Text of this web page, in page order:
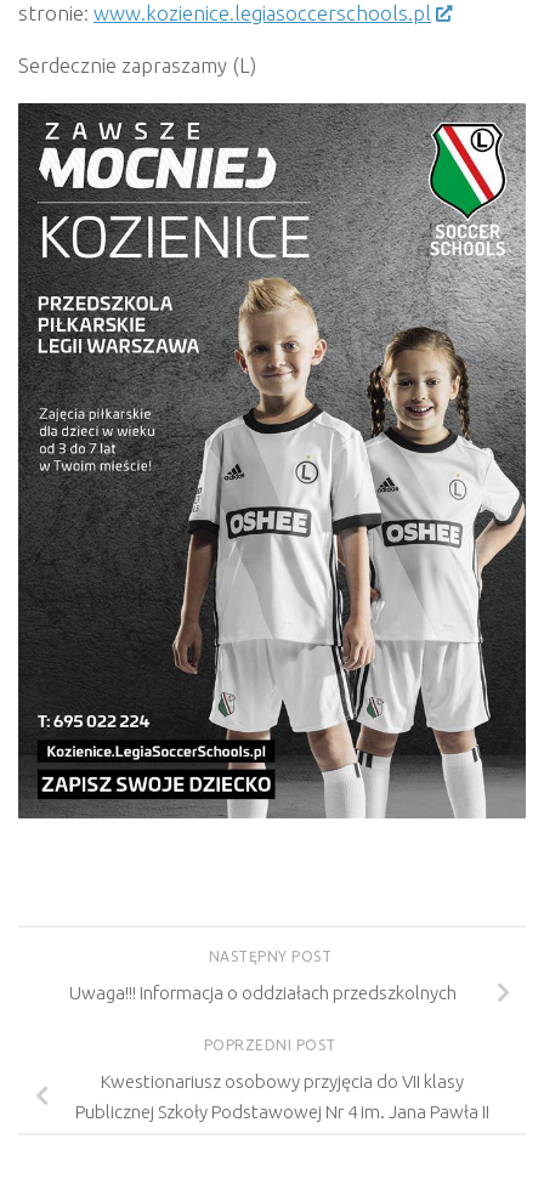
stronie: www.kozienice.legiasoccerschools.pl
Serdecznie zapraszamy (L)
NASTĘPNY POST
Uwaga!!! Informacja o oddziałach przedszkolnych
POPRZEDNI POST
Kwestionariusz osobowy przyjęcia do VII klasy
Publicznej Szkoły Podstawowej Nr 4 im. Jana Pawła II